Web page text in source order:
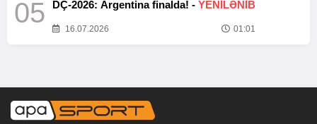
05 DÇ-2026: Argentina finalda! - YENİLƏNİB
16.07.2026 01:01